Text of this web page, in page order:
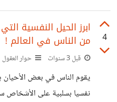
السحور صاحبات السمو وعدد
بالعمل الخيري، المسؤولات
الجمعية. حيث بدأ الحفل
تلا ذلك كلمة رئيس مجلس
البواردي حيث رحبت
4 من الناس في العالم !
قبل 3 سنوات حوار العقول
يقوم الناس في بعض الأحيان
نفسيا بسلبية على